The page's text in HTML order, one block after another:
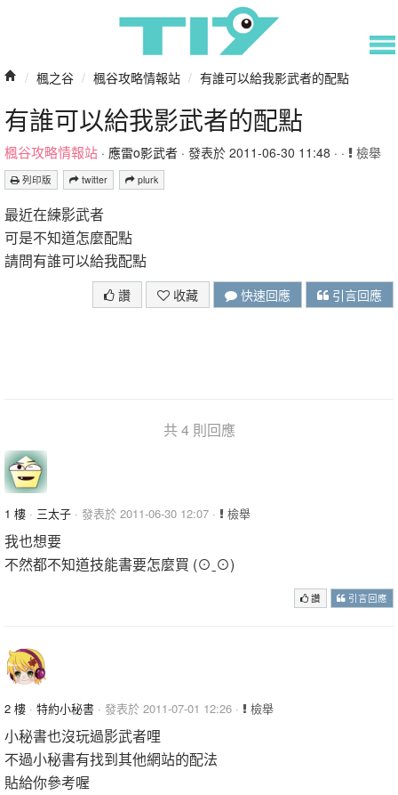
/ 楓之谷 / 楓谷攻略情報站 / 有誰可以給我影武者的配點
有誰可以給我影武者的配點
楓谷攻略情報站 · 應雷o影武者 · 發表於 2011-06-30 11:48 · · 檢舉
列印版 twitter plurk
最近在練影武者
可是不知道怎麼配點
請問有誰可以給我配點
讚 收藏 快速回應 引言回應
共 4 則回應
1 樓 · 三太子 · 發表於 2011-06-30 12:07 · 檢舉
我也想要
不然都不知道技能書要怎麼買 (⊙ˍ⊙)
讚 引言回應
2 樓 · 特約小秘書 · 發表於 2011-07-01 12:26 · 檢舉
小秘書也沒玩過影武者哩
不過小秘書有找到其他網站的配法
貼給你參考喔